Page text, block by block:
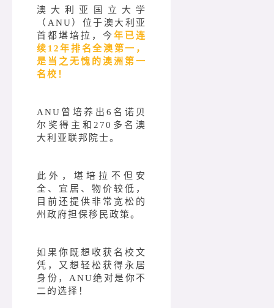
澳大利亚国立大学
（ANU）位于澳大利亚
首都堪培拉，今 年已连
续12年排名全澳第一，
是当之无愧的澳洲第一
名校！
ANU曾培养出6名诺贝
尔奖得主和270多名澳
大利亚联邦院士。
此外，堪培拉不但安
全、宜居、物价较低，
目前还提供非常宽松的
州政府担保移民政策。
如果你既想收获名校文
凭，又想轻松获得永居
身份，ANU绝对是你不
二的选择！